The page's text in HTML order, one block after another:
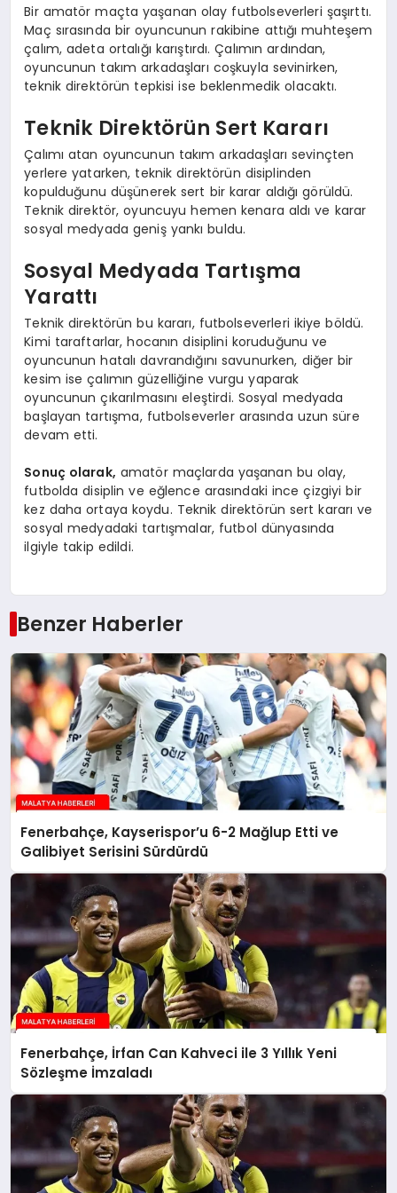
Bir amatör maçta yaşanan olay futbolseverleri şaşırttı.
Maç sırasında bir oyuncunun rakibine attığı muhteşem
çalım, adeta ortalığı karıştırdı. Çalımın ardından,
oyuncunun takım arkadaşları coşkuyla sevinirken,
teknik direktörün tepkisi ise beklenmedik olacaktı.
Teknik Direktörün Sert Kararı
Çalımı atan oyuncunun takım arkadaşları sevinçten
yerlere yatarken, teknik direktörün disiplinden
kopulduğunu düşünerek sert bir karar aldığı görüldü.
Teknik direktör, oyuncuyu hemen kenara aldı ve karar
sosyal medyada geniş yankı buldu.
Sosyal Medyada Tartışma
Yarattı
Teknik direktörün bu kararı, futbolseverleri ikiye böldü.
Kimi taraftarlar, hocanın disiplini koruduğunu ve
oyuncunun hatalı davrandığını savunurken, diğer bir
kesim ise çalımın güzelliğine vurgu yaparak
oyuncunun çıkarılmasını eleştirdi. Sosyal medyada
başlayan tartışma, futbolseverler arasında uzun süre
devam etti.
Sonuç olarak, amatör maçlarda yaşanan bu olay,
futbolda disiplin ve eğlence arasındaki ince çizgiyi bir
kez daha ortaya koydu. Teknik direktörün sert kararı ve
sosyal medyadaki tartışmalar, futbol dünyasında
ilgiyle takip edildi.
Benzer Haberler
Fenerbahçe, Kayserispor’u 6-2 Mağlup Etti ve
Galibiyet Serisini Sürdürdü
Fenerbahçe, İrfan Can Kahveci ile 3 Yıllık Yeni
Sözleşme İmzaladı